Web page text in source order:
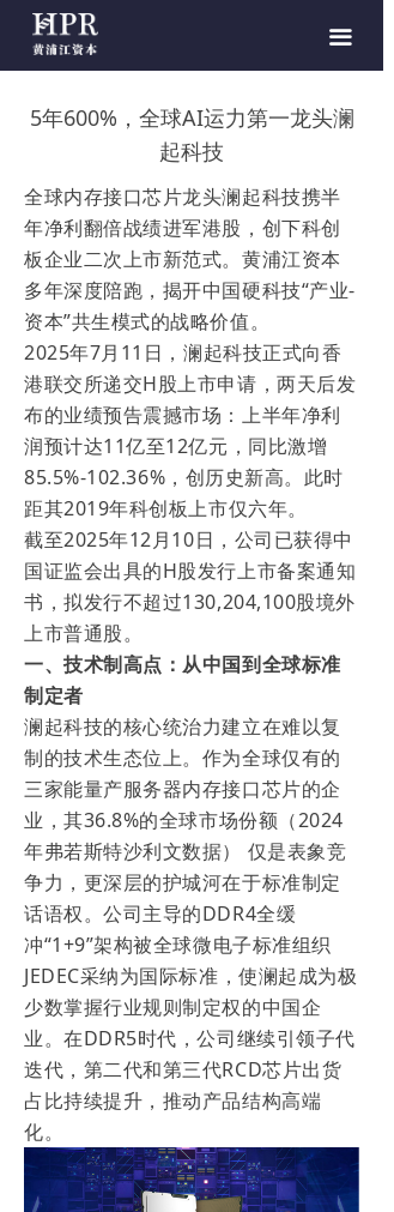
끀
5年600%，全球AI运力第一龙头澜
起科技
全球内存接口芯片龙头澜起科技携半
年净利翻倍战绩进军港股，创下科创
板企业二次上市新范式。黄浦江资本
多年深度陪跑，揭开中国硬科技“产业-
资本”共生模式的战略价值。
2025年7月11日，澜起科技正式向香
港联交所递交H股上市申请，两天后发
布的业绩预告震撼市场：上半年净利
润预计达11亿至12亿元，同比激增
85.5%-102.36%，创历史新高。此时
距其2019年科创板上市仅六年。
截至2025年12月10日，公司已获得中
国证监会出具的H股发行上市备案通知
书，拟发行不超过130,204,100股境外
上市普通股。
一、技术制高点：从中国到全球标准
制定者
澜起科技的核心统治力建立在难以复
制的技术生态位上。作为全球仅有的
三家能量产服务器内存接口芯片的企
业，其36.8%的全球市场份额（2024
年弗若斯特沙利文数据） 仅是表象竞
争力，更深层的护城河在于标准制定
话语权。公司主导的DDR4全缓
冲“1+9”架构被全球微电子标准组织
JEDEC采纳为国际标准，使澜起成为极
少数掌握行业规则制定权的中国企
业。在DDR5时代，公司继续引领子代
迭代，第二代和第三代RCD芯片出货
占比持续提升，推动产品结构高端
化。